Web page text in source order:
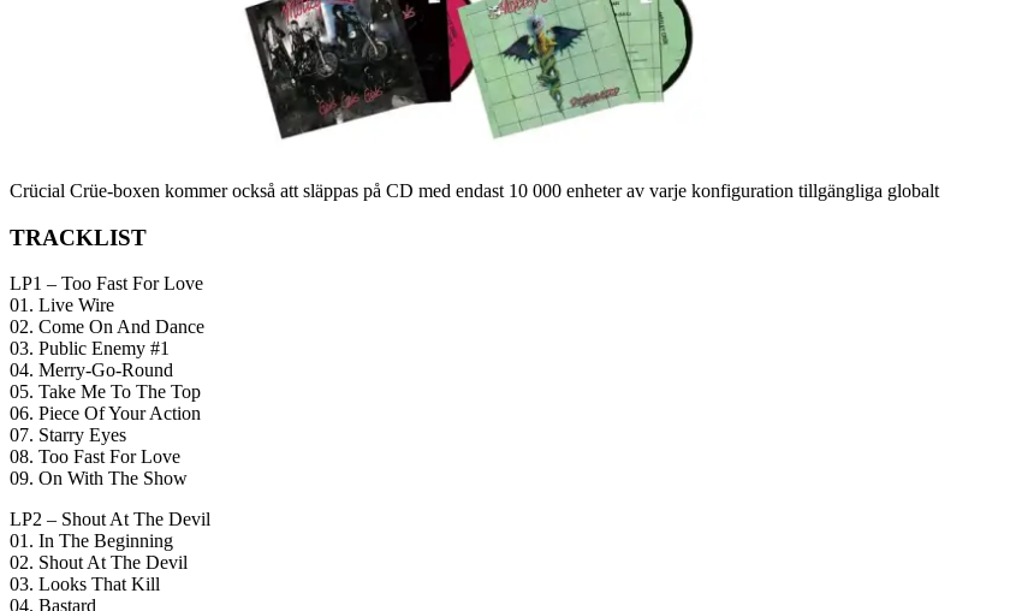
Crücial Crüe-boxen kommer också att släppas på CD med endast 10 000 enheter av varje konfiguration tillgängliga globalt
TRACKLIST
LP1 – Too Fast For Love
01. Live Wire
02. Come On And Dance
03. Public Enemy #1
04. Merry-Go-Round
05. Take Me To The Top
06. Piece Of Your Action
07. Starry Eyes
08. Too Fast For Love
09. On With The Show
LP2 – Shout At The Devil
01. In The Beginning
02. Shout At The Devil
03. Looks That Kill
04. Bastard